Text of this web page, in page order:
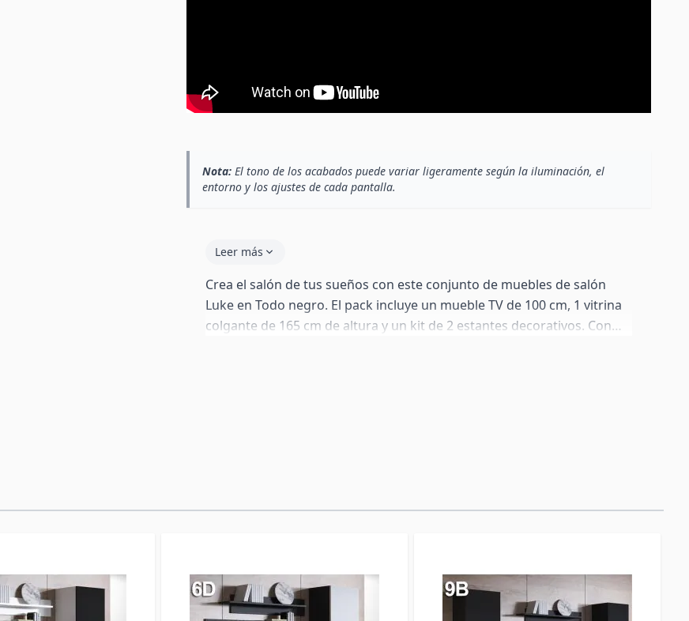
Nota: El tono de los acabados puede variar ligeramente según la iluminación, el
entorno y los ajustes de cada pantalla.
Leer más
Crea el salón de tus sueños con este conjunto de muebles de salón
Luke en Todo negro. El pack incluye un mueble TV de 100 cm, 1 vitrina
colgante de 165 cm de altura y un kit de 2 estantes decorativos. Con